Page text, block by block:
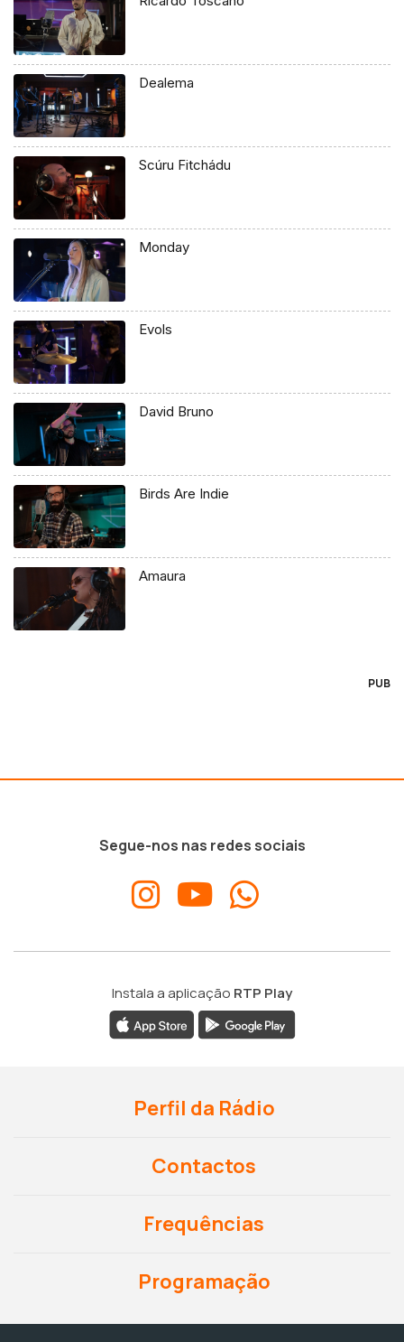
Dealema
Scúru Fitchádu
Monday
Evols
David Bruno
Birds Are Indie
Amaura
PUB
Segue-nos nas redes sociais
Instala a aplicação RTP Play
Perfil da Rádio
Contactos
Frequências
Programação